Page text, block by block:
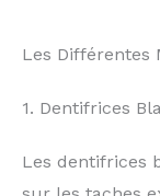
Les Différentes
1. Dentifrices
Les dentifrices